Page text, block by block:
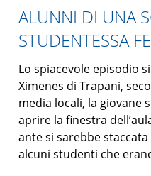
ALUNNI DI UNA
STUDENTESSA
Lo spiacevole episodio
Ximenes di Trapani,
media locali, la giovane
aprire la finestra
ante si sarebbe
alcuni studenti che